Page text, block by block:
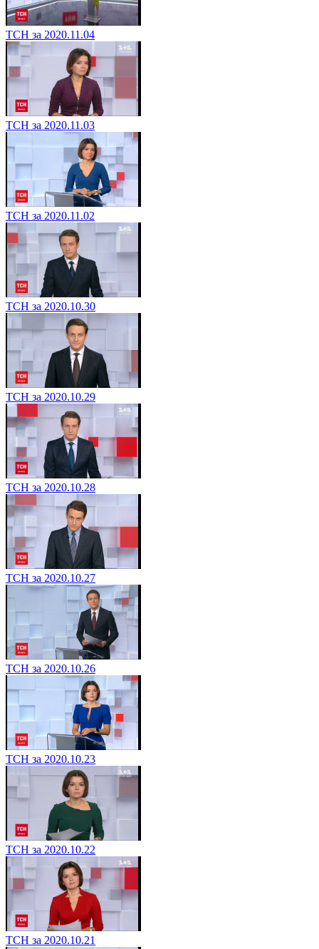
ТСН за 2020.11.04
ТСН за 2020.11.03
ТСН за 2020.11.02
ТСН за 2020.10.30
ТСН за 2020.10.29
ТСН за 2020.10.28
ТСН за 2020.10.27
ТСН за 2020.10.26
ТСН за 2020.10.23
ТСН за 2020.10.22
ТСН за 2020.10.21